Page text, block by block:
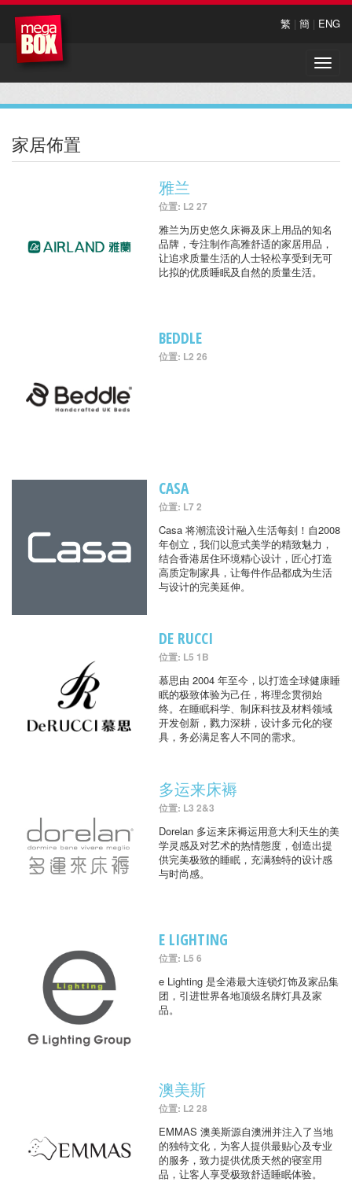
繁 | 簡 | ENG
Toggle
家居佈置
雅兰
位置: L2 27
雅兰为历史悠久床褥及床上用品的知名
品牌，专注制作高雅舒适的家居用品，
让追求质量生活的人士轻松享受到无可
比拟的优质睡眠及自然的质量生活。
BEDDLE
位置: L2 26
CASA
位置: L7 2
Casa 将潮流设计融入生活每刻！自2008
年创立，我们以意式美学的精致魅力，
结合香港居住环境精心设计，匠心打造
高质定制家具，让每件作品都成为生活
与设计的完美延伸。
DE RUCCI
位置: L5 1B
慕思由 2004 年至今，以打造全球健康睡
眠的极致体验为己任，将理念贯彻始
终。在睡眠科学、制床科技及材料领域
开发创新，戮力深耕，设计多元化的寝
具，务必满足客人不同的需求。
多运来床褥
位置: L3 2&3
Dorelan 多运来床褥运用意大利天生的美
学灵感及对艺术的热情態度，创造出提
供完美极致的睡眠，充满独特的设计感
与时尚感。
E LIGHTING
位置: L5 6
e Lighting 是全港最大连锁灯饰及家品集
团，引进世界各地顶级名牌灯具及家
品。
澳美斯
位置: L2 28
EMMAS 澳美斯源自澳洲并注入了当地
的独特文化，为客人提供最贴心及专业
的服务，致力提供优质天然的寝室用
品，让客人享受极致舒适睡眠体验。